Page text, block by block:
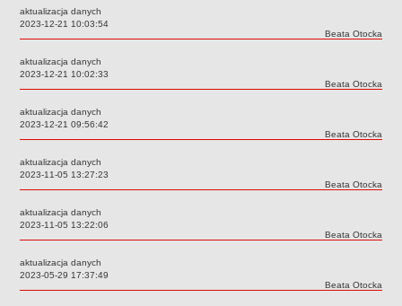
Przekształcone szkoły i placówki
Wielofunkcyjna Placówka
SPECJALNE OŚRODKI SZKOLNO-WYCHOWAWCZE
Specjalny Ośrodek nr 1
BURSA MIEJSKA
Dane podstawowe
Statut
Majątek
Godziny dyżurów
Zarządzenia
Kontrole
aktualizacja danych
Data:
2023-12-21 10:03:54
Autor:
Beata Otocka
aktualizacja danych
Data:
2023-12-21 10:02:33
Autor:
Beata Otocka
aktualizacja danych
Data:
2023-12-21 09:56:42
Autor:
Beata Otocka
aktualizacja danych
Data:
2023-11-05 13:27:23
Autor:
Beata Otocka
aktualizacja danych
Data:
2023-11-05 13:22:06
Autor:
Beata Otocka
aktualizacja danych
Data:
2023-05-29 17:37:49
Autor:
Beata Otocka